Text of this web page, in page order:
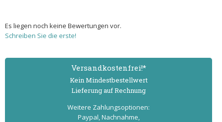
Es liegen noch keine Bewertungen vor.
Schreiben Sie die erste!
Versand­kostenfrei!*
Kein Mindest­bestell­wert
Lieferung auf Rechnung
Weitere Zahlungs­optionen:
Paypal, Nachnahme,